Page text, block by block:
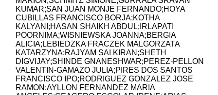
KUMAR;SAN JUAN MONJE FERNANDO;HOYA
CUBILLAS FRANCISCO BORJA;KOTHA
KALYANI;HASAN SHAIKH ABDUL;IRLAPATI
POORNIMA;WISNIEWSKA JOANNA;BERGIA
ALICIA;LEBIEDZKA FRACZEK MALGORZATA
KATARZYNA;RAJYAM SAI KIRAN;SHETH
DIGVIJAY;SHINDE GNANESHWAR;PEREZ-PELLON
VALENTIN-GAMAZO JULIA;PIRES DOS SANTOS
FRANCISCO IPO;RODRIGUEZ GONZALEZ JOSE
RAMON;AYLLON FERNANDEZ MARIA